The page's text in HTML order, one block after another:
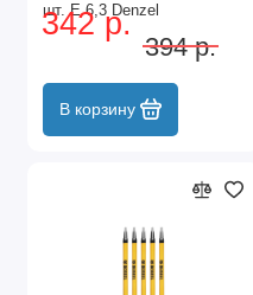
шт. Е 6,3 Denzel
342 р.
394 р.
В корзину